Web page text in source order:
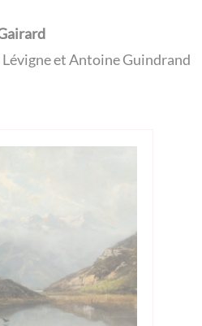
et Antoine Guindrand